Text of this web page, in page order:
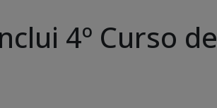
4º Curso de